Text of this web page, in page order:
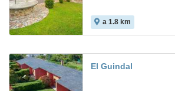
a 1.8 km
El Guindal